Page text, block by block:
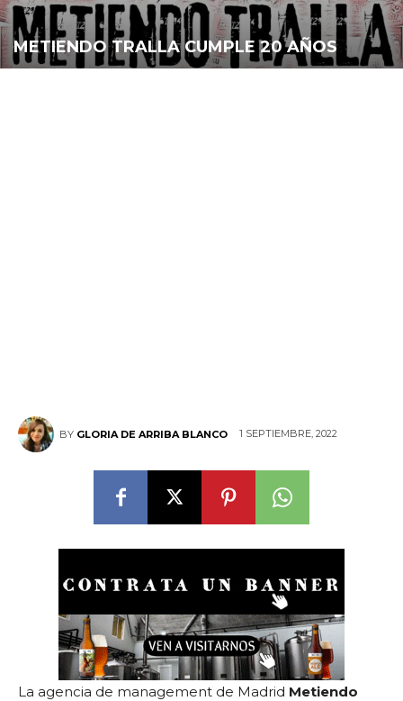
METIENDO TRALLA CUMPLE 20 AÑOS
BY GLORIA DE ARRIBA BLANCO 1 SEPTIEMBRE, 2022
La agencia de management de Madrid Metiendo